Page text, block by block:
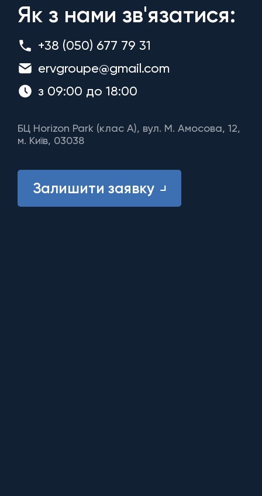
Як з нами зв'язатися:
+38 (050) 677 79 31
ervgroupe@gmail.com
з 09:00 до 18:00
БЦ Horizon Park (клас A), вул. М. Амосова, 12,
м. Київ, 03038
Залишити заявку